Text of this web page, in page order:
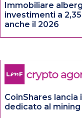
Immobiliare
investimenti a
anche il 2026
CoinShares lancia
dedicato al